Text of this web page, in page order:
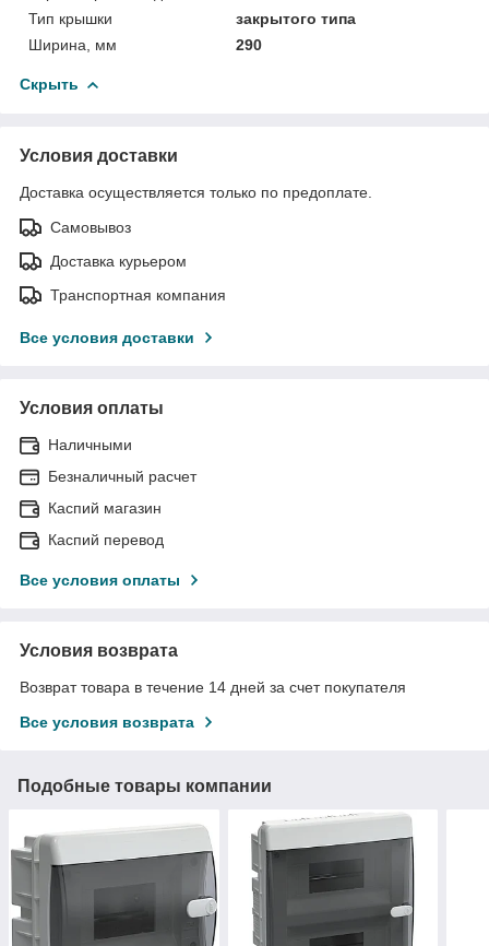
Тип крышки
закрытого типа
Ширина, мм
290
Скрыть
Условия доставки
Доставка осуществляется только по предоплате.
Самовывоз
Доставка курьером
Транспортная компания
Все условия доставки
Условия оплаты
Наличными
Безналичный расчет
Каспий магазин
Каспий перевод
Все условия оплаты
Условия возврата
Возврат товара в течение 14 дней за счет покупателя
Все условия возврата
Подобные товары компании